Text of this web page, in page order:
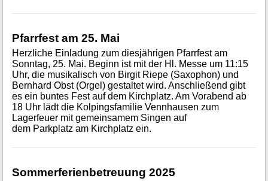
Pfarrfest am 25. Mai
Herzliche Einladung zum diesjährigen Pfarrfest am
Sonntag, 25. Mai. Beginn ist mit der Hl. Messe um 11:15
Uhr, die musikalisch von Birgit Riepe (Saxophon) und
Bernhard Obst (Orgel) gestaltet wird. Anschließend gibt
es ein buntes Fest auf dem Kirchplatz. Am Vorabend ab
18 Uhr lädt die Kolpingsfamilie Vennhausen zum
Lagerfeuer mit gemeinsamem Singen auf
dem Parkplatz am Kirchplatz ein.
Sommerferienbetreuung 2025